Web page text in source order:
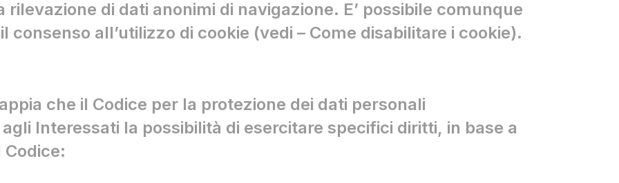
di dati anonimi di navigazione. E’ possibile comunque
consenso all’utilizzo di cookie (vedi – Come disabilitare i cookie).
che il Codice per la protezione dei dati personali
Interessati la possibilità di esercitare specifici diritti, in base a